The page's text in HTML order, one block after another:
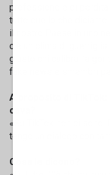
professione e di perdita
tutto quello che diciamo
il nostro Paese in uno
c’è un clima di
giusto chi calibra
fake news e smembri
A proposito di TikTok:
cava?
«Su TikTok non ci sono.
tengo un dialogo con
Cosa le dicono?